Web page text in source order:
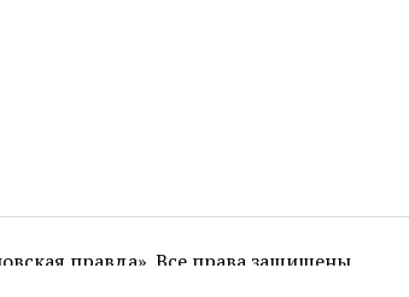
правда». Все права защищены.